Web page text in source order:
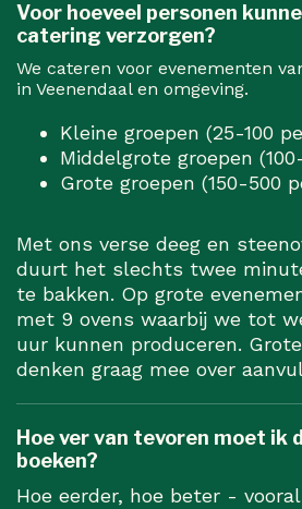
Voor hoeveel personen
catering verzorgen?
We cateren voor evenementen
in Veenendaal en omgeving.
Kleine groepen (25-100
Middelgrote groepen
Grote groepen (150-500
Met ons verse deeg en
duurt het slechts twee
te bakken. Op grote
met 9 ovens waarbij we tot
uur kunnen produceren.
denken graag mee over
Hoe ver van tevoren moet ik
boeken?
Hoe eerder, hoe beter -